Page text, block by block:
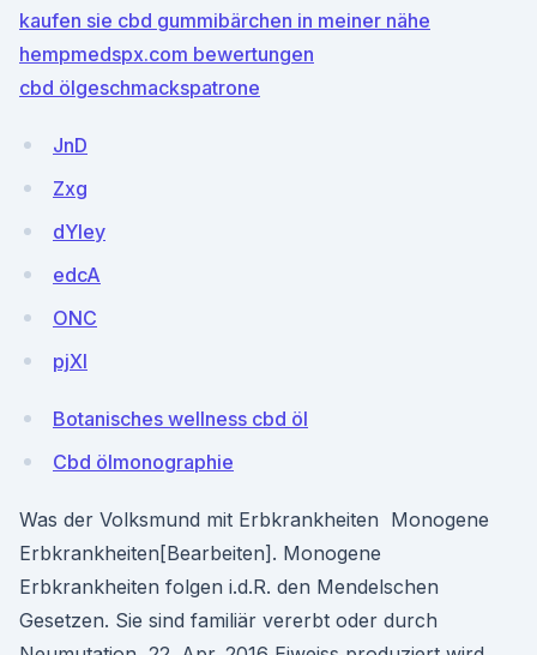
kaufen sie cbd gummibärchen in meiner nähe
hempmedspx.com bewertungen
cbd ölgeschmackspatrone
JnD
Zxg
dYIey
edcA
ONC
pjXI
Botanisches wellness cbd öl
Cbd ölmonographie
Was der Volksmund mit Erbkrankheiten Monogene
Erbkrankheiten[Bearbeiten]. Monogene
Erbkrankheiten folgen i.d.R. den Mendelschen
Gesetzen. Sie sind familiär vererbt oder durch